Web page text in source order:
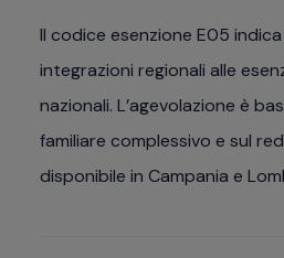
Il codice esenzione E05
integrazioni regionali alle
nazionali. L’agevolazione è
familiare complessivo e sul
disponibile in Campania e